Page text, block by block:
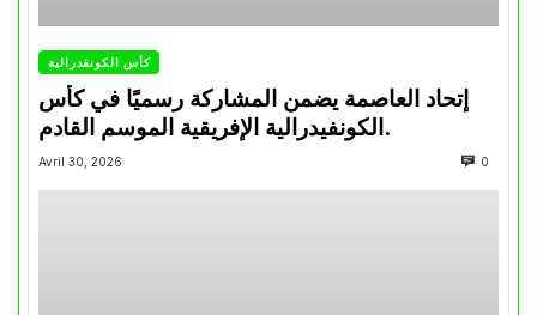
كأس الكونفدرالية
إتحاد العاصمة يضمن المشاركة رسميًا في كأس
الكونفيدرالية الإفريقية الموسم القادم.
Avril 30, 2026 0